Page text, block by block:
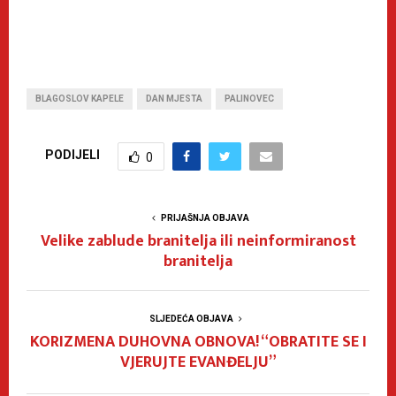
BLAGOSLOV KAPELE DAN MJESTA PALINOVEC
PODIJELI 0
PRIJAŠNJA OBJAVA
Velike zablude branitelja ili neinformiranost
branitelja
SLJEDEĆA OBJAVA
KORIZMENA DUHOVNA OBNOVA! “OBRATITE SE I
VJERUJTE EVANĐELJU”